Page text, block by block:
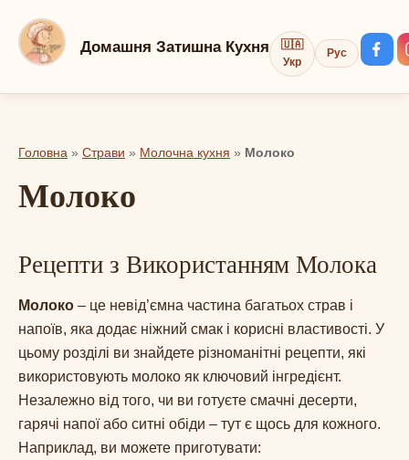
вмісту
Домашня Затишна Кухня
🇺🇦
Укр
Рус
Головна » Страви » Молочна кухня » Молоко
Молоко
Рецепти з Використанням Молока
Молоко – це невід’ємна частина багатьох страв і
напоїв, яка додає ніжний смак і корисні властивості. У
цьому розділі ви знайдете різноманітні рецепти, які
використовують молоко як ключовий інгредієнт.
Незалежно від того, чи ви готуєте смачні десерти,
гарячі напої або ситні обіди – тут є щось для кожного.
Наприклад, ви можете приготувати: